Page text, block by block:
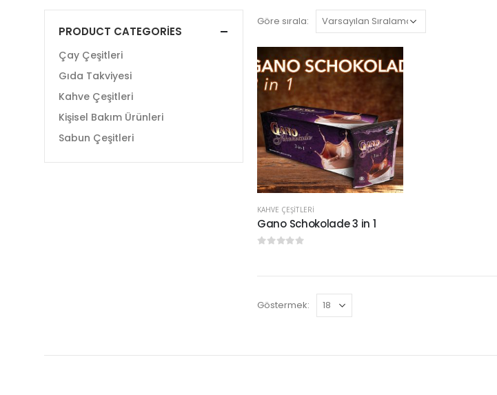
Göre sırala:
KAHVE ÇEŞITLERI
Gano Schokolade 3 in 1
Göstermek:
PRODUCT CATEGORIES
Çay Çeşitleri
Gıda Takviyesi
Kahve Çeşitleri
Kişisel Bakım Ürünleri
Sabun Çeşitleri